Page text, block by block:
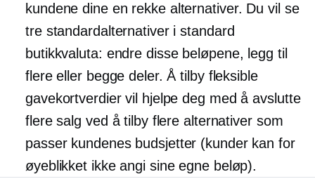
kundene dine en rekke alternativer. Du vil se
tre standardalternativer i standard
butikkvaluta: endre disse beløpene, legg til
flere eller begge deler. Å tilby fleksible
gavekortverdier vil hjelpe deg med å avslutte
flere salg ved å tilby flere alternativer som
passer kundenes budsjetter (kunder kan for
øyeblikket ikke angi sine egne beløp).